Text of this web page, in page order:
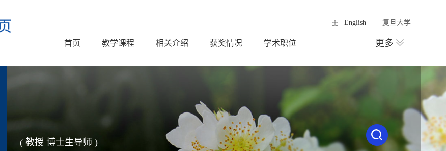
English 复旦大学
首页 教学课程 相关介绍 获奖情况 学术职位 更多
( 教授 博士生导师 )